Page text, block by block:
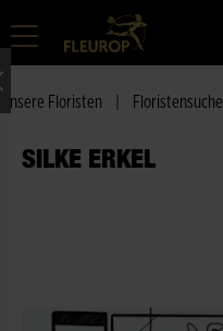
Unsere Floristen Floristensuche
SILKE ERKEL